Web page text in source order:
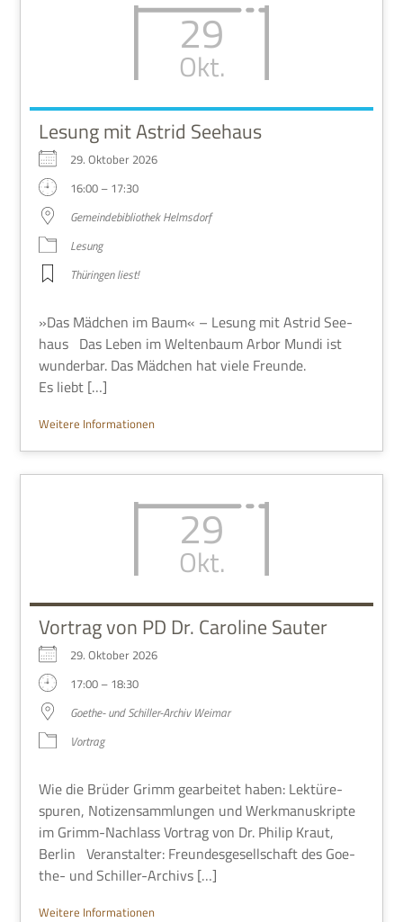
29
Okt.
Lesung mit Astrid Seehaus
29. Okto­ber 2026
16:00 – 17:30
Gemein­de­bi­blio­thek Helmsdorf
Lesung
Thü­rin­gen liest!
»Das Mäd­chen im Baum« – Lesung mit Astrid See­
haus Das Leben im Wel­ten­baum Arbor Mundi ist
wun­der­bar. Das Mäd­chen hat viele Freunde.
Es liebt […]
Wei­tere Informationen
29
Okt.
Vortrag von PD Dr. Caroline Sauter
29. Okto­ber 2026
17:00 – 18:30
Goe­the- und Schil­ler-Archiv Weimar
Vor­trag
Wie die Brü­der Grimm gear­bei­tet haben: Lek­tü­re­
spu­ren, Noti­zen­samm­lun­gen und Werk­ma­nu­skripte
im Grimm-Nach­lass Vor­trag von Dr. Philip Kraut,
Ber­lin Ver­an­stal­ter: Freun­des­ge­sell­schaft des Goe­
the- und Schiller-Archivs […]
Wei­tere Informationen